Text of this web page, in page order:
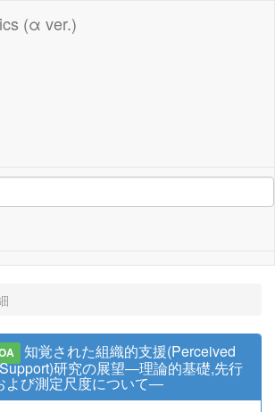
(α ver.)
知覚された組織的支援(Perceived
研究の展望―理論的基礎,先行
よび測定尺度について―